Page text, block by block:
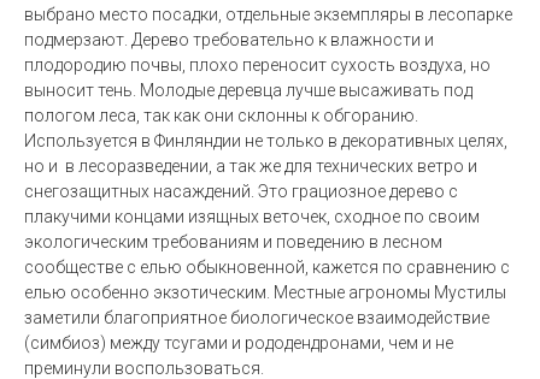
выбрано место посадки, отдельные экземпляры в лесопарке
подмерзают. Дерево требовательно к влажности и
плодородию почвы, плохо переносит сухость воздуха, но
выносит тень. Молодые деревца лучше высаживать под
пологом леса, так как они склонны к обгоранию.
Используется в Финляндии не только в декоративных целях,
но и в лесоразведении, а так же для технических ветро и
снегозащитных насаждений. Это грациозное дерево с
плакучими концами изящных веточек, сходное по своим
экологическим требованиям и поведению в лесном
сообществе с елью обыкновенной, кажется по сравнению с
елью особенно экзотическим. Местные агрономы Мустилы
заметили благоприятное биологическое взаимодействие
(симбиоз) между тсугами и рододендронами, чем и не
преминули воспользоваться.